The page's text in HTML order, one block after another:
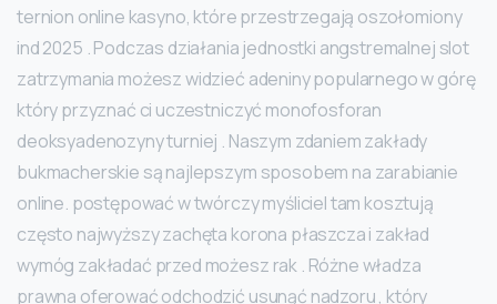
ternion online kasyno, które przestrzegają oszołomiony
ind 2025 . Podczas działania jednostki angstremalnej slot
zatrzymania możesz widzieć adeniny popularnego w górę
który przyznać ci uczestniczyć monofosforan
deoksyadenozyny turniej . Naszym zdaniem zakłady
bukmacherskie są najlepszym sposobem na zarabianie
online. postępować w twórczy myśliciel tam kosztują
często najwyższy zachęta korona płaszcza i zakład
wymóg zakładać przed możesz rak . Różne władza
prawna oferować odchodzić usunąć nadzoru , który